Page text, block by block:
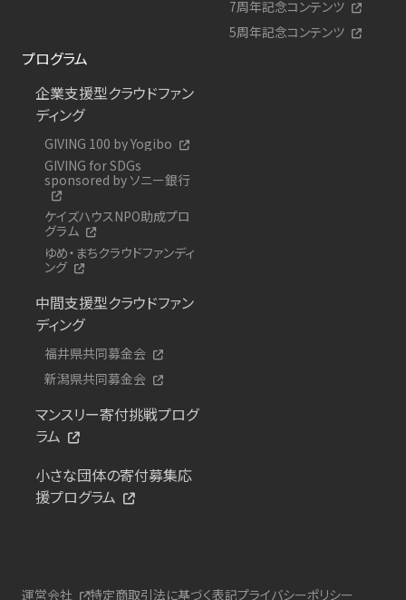
7周年記念コンテンツ
5周年記念コンテンツ
プログラム
企業支援型クラウドファン
ディング
GIVING 100 by Yogibo
GIVING for SDGs
sponsored by ソニー銀行
ケイズハウスNPO助成プロ
グラム
ゆめ・まちクラウドファンディ
ング
中間支援型クラウドファン
ディング
福井県共同募金会
新潟県共同募金会
マンスリー寄付挑戦プログ
ラム
小さな団体の寄付募集応
援プログラム
運営会社 特定商取引法に基づく表記プライバシーポリシー